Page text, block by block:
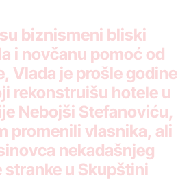
biznismeni bliski
i novčanu pomoć od
Vlada je prošle godine
rekonstruišu hotele u
Nebojši Stefanoviću,
promenili vlasnika, ali
nekadašnjeg
u Skupštini